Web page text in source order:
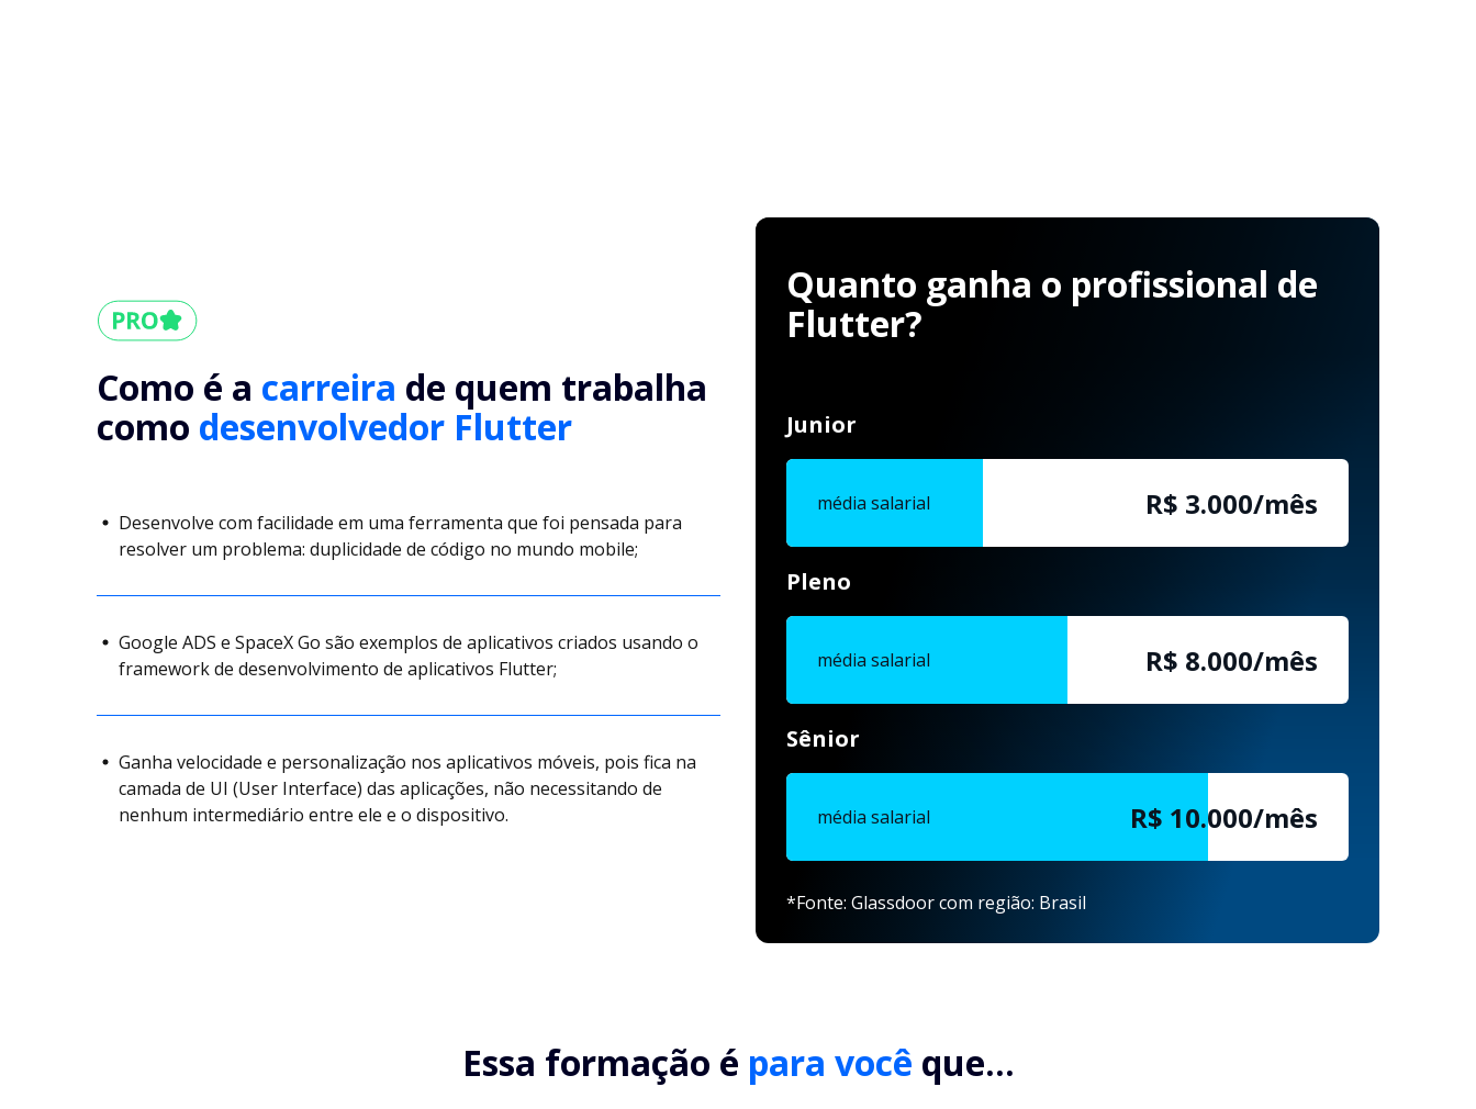
Como é a carreira de quem trabalha
como desenvolvedor Flutter
Desenvolve com facilidade em uma ferramenta que foi pensada para
resolver um problema: duplicidade de código no mundo mobile;
Google ADS e SpaceX Go são exemplos de aplicativos criados usando o
framework de desenvolvimento de aplicativos Flutter;
Ganha velocidade e personalização nos aplicativos móveis, pois fica na
camada de UI (User Interface) das aplicações, não necessitando de
nenhum intermediário entre ele e o dispositivo.
Quanto ganha o profissional de
Flutter?
Junior
média salarial R$ 3.000/mês
Pleno
média salarial R$ 8.000/mês
Sênior
média salarial R$ 10.000/mês
*Fonte: Glassdoor com região: Brasil
Essa formação é para você que...